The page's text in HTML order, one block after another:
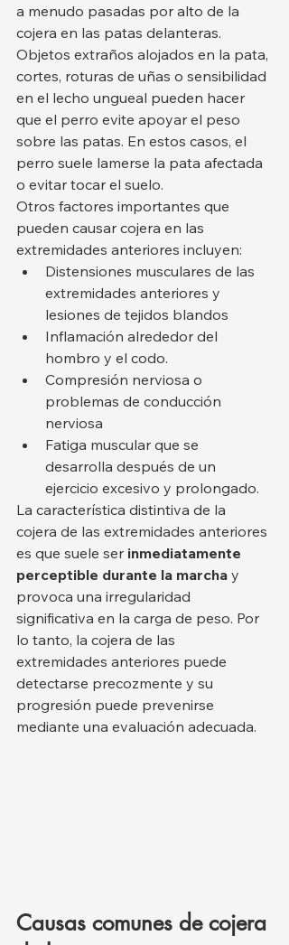
a menudo pasadas por alto de la
cojera en las patas delanteras.
Objetos extraños alojados en la pata,
cortes, roturas de uñas o sensibilidad
en el lecho ungueal pueden hacer
que el perro evite apoyar el peso
sobre las patas. En estos casos, el
perro suele lamerse la pata afectada
o evitar tocar el suelo.
Otros factores importantes que
pueden causar cojera en las
extremidades anteriores incluyen:
Distensiones musculares de las
extremidades anteriores y
lesiones de tejidos blandos
Inflamación alrededor del
hombro y el codo.
Compresión nerviosa o
problemas de conducción
nerviosa
Fatiga muscular que se
desarrolla después de un
ejercicio excesivo y prolongado.
La característica distintiva de la
cojera de las extremidades anteriores
es que suele ser inmediatamente
perceptible durante la marcha y
provoca una irregularidad
significativa en la carga de peso. Por
lo tanto, la cojera de las
extremidades anteriores puede
detectarse precozmente y su
progresión puede prevenirse
mediante una evaluación adecuada.
Causas comunes de cojera